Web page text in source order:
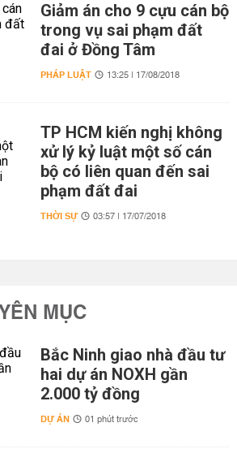
Giảm án cho 9 cựu cán bộ
trong vụ sai phạm đất
đai ở Đồng Tâm
PHÁP LUẬT 13:25 | 17/08/2018
TP HCM kiến nghị không
xử lý kỷ luật một số cán
bộ có liên quan đến sai
phạm đất đai
THỜI SỰ 03:57 | 17/07/2018
MỤC
Bắc Ninh giao nhà đầu tư
hai dự án NOXH gần
2.000 tỷ đồng
DỰ ÁN 01 phút trước